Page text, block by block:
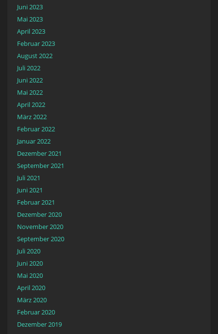
Juni 2023
Mai 2023
April 2023
Februar 2023
August 2022
Juli 2022
Juni 2022
Mai 2022
April 2022
März 2022
Februar 2022
Januar 2022
Dezember 2021
September 2021
Juli 2021
Juni 2021
Februar 2021
Dezember 2020
November 2020
September 2020
Juli 2020
Juni 2020
Mai 2020
April 2020
März 2020
Februar 2020
Dezember 2019